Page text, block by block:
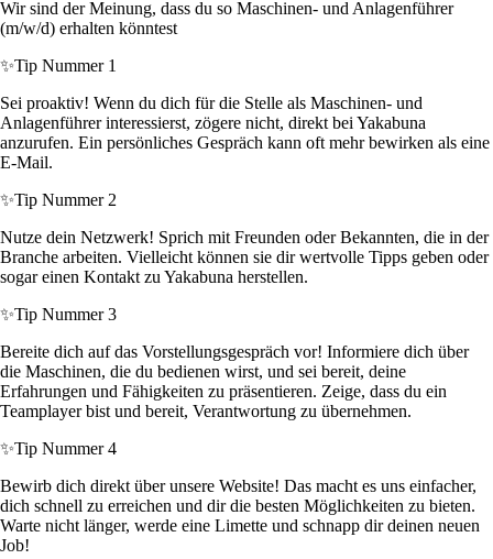
Wir sind der Meinung, dass du so Maschinen- und Anlagenführer
(m/w/d) erhalten könntest
✨Tip Nummer 1
Sei proaktiv! Wenn du dich für die Stelle als Maschinen- und
Anlagenführer interessierst, zögere nicht, direkt bei Yakabuna
anzurufen. Ein persönliches Gespräch kann oft mehr bewirken als eine
E-Mail.
✨Tip Nummer 2
Nutze dein Netzwerk! Sprich mit Freunden oder Bekannten, die in der
Branche arbeiten. Vielleicht können sie dir wertvolle Tipps geben oder
sogar einen Kontakt zu Yakabuna herstellen.
✨Tip Nummer 3
Bereite dich auf das Vorstellungsgespräch vor! Informiere dich über
die Maschinen, die du bedienen wirst, und sei bereit, deine
Erfahrungen und Fähigkeiten zu präsentieren. Zeige, dass du ein
Teamplayer bist und bereit, Verantwortung zu übernehmen.
✨Tip Nummer 4
Bewirb dich direkt über unsere Website! Das macht es uns einfacher,
dich schnell zu erreichen und dir die besten Möglichkeiten zu bieten.
Warte nicht länger, werde eine Limette und schnapp dir deinen neuen
Job!